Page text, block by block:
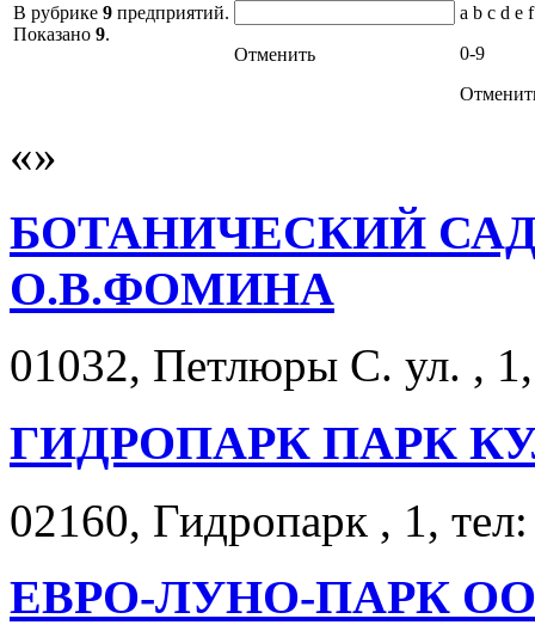
В рубрике 9 предприятий.
Показано 9.
Отменить
a b c d e
0-9
БОТАНИЧЕСКИЙ
О.В.ФОМИНА
01032, Петлюры С. ул. ,
ГИДРОПАРК ПАРК
02160, Гидропарк , 1,
ЕВРО-ЛУНО-ПАРК